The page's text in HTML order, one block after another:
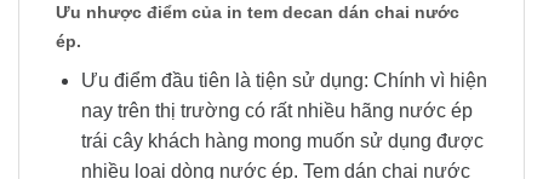
Ưu nhược điểm của in tem decan dán chai nước
ép.
Ưu điểm đầu tiên là tiện sử dụng: Chính vì hiện
nay trên thị trường có rất nhiều hãng nước ép
trái cây khách hàng mong muốn sử dụng được
nhiều loại dòng nước ép. Tem dán chai nước